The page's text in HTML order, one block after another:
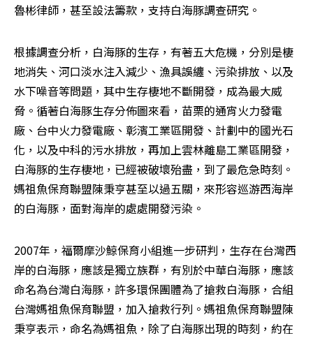
魯彬律師，甚至設法籌款，支持白海豚調查研究。
根據調查分析，白海豚的生存，有著五大危機，分別是棲
地消失、河口淡水注入減少、漁具誤纏、污染排放、以及
水下噪音等問題，其中生存棲地不斷開發，成為最大威
脅。循著白海豚生存分佈圖來看，苗栗的通宵火力發電
廠、台中火力發電廠、彰濱工業區開發、計劃中的國光石
化，以及中科的污水排放，再加上雲林離島工業區開發，
白海豚的生存棲地，已經被破壞殆盡，到了最危急時刻。
媽祖魚保育聯盟陳秉亨甚至以過五關，來形容巡游西海岸
的白海豚，面對海岸的處處開發污染。
2007年，福爾摩沙鯨保育小組進一步研判，生存在台灣西
岸的白海豚，應該是獨立族群，有別於中華白海豚，應該
命名為台灣白海豚，許多環保團體為了搶救白海豚，合組
台灣媽祖魚保育聯盟，加入搶救行列。媽祖魚保育聯盟陳
秉亨表示，命名為媽祖魚，除了白海豚出現的時刻，約在